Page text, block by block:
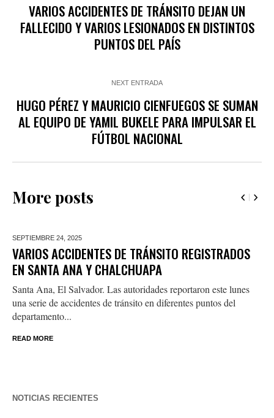
VARIOS ACCIDENTES DE TRÁNSITO DEJAN UN
FALLECIDO Y VARIOS LESIONADOS EN DISTINTOS
PUNTOS DEL PAÍS
NEXT ENTRADA
HUGO PÉREZ Y MAURICIO CIENFUEGOS SE SUMAN
AL EQUIPO DE YAMIL BUKELE PARA IMPULSAR EL
FÚTBOL NACIONAL
More posts
SEPTIEMBRE 24, 2025
VARIOS ACCIDENTES DE TRÁNSITO REGISTRADOS
EN SANTA ANA Y CHALCHUAPA
Santa Ana, El Salvador. Las autoridades reportaron este lunes
una serie de accidentes de tránsito en diferentes puntos del
departamento...
READ MORE
NOTICIAS RECIENTES